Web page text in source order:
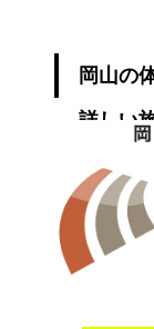
岡山の
詳しい